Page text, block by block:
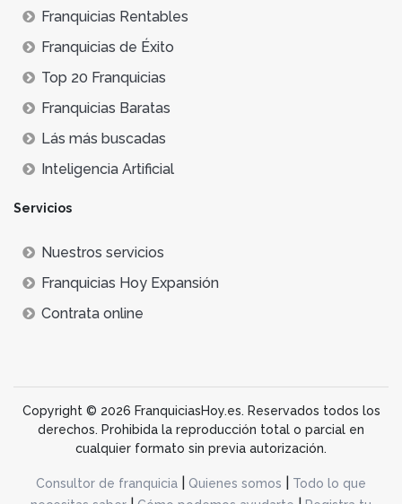
Franquicias Rentables
Franquicias de Éxito
Top 20 Franquicias
Franquicias Baratas
Lás más buscadas
Inteligencia Artificial
Servicios
Nuestros servicios
Franquicias Hoy Expansión
Contrata online
Copyright © 2026 FranquiciasHoy.es. Reservados todos los
derechos. Prohibida la reproducción total o parcial en
cualquier formato sin previa autorización.
Consultor de franquicia Quienes somos
Todo lo que